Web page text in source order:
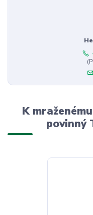
K
povinný